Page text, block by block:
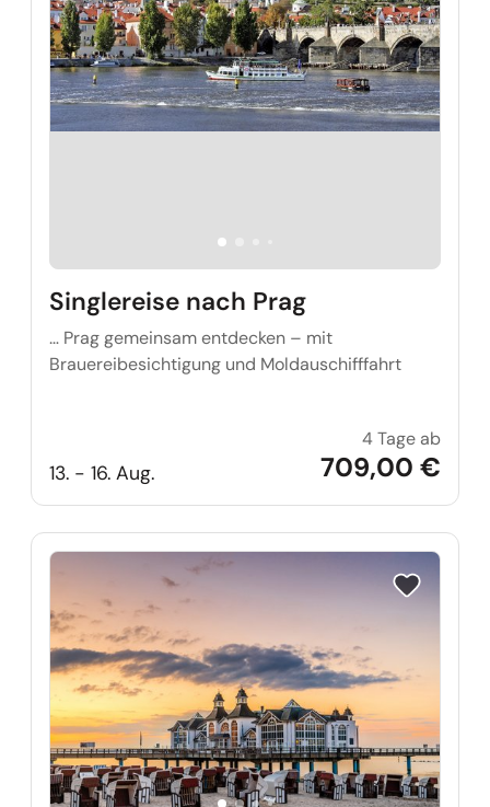
Singlereise nach Prag
… Prag gemeinsam entdecken – mit
Brauereibesichtigung und Moldauschifffahrt
13. - 16. Aug.
4 Tage ab
709,00 €
Reise auf